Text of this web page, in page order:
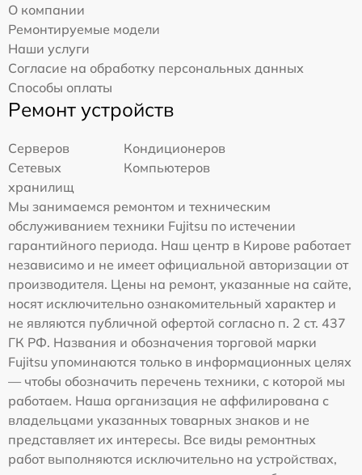
О компании
Ремонтируемые модели
Наши услуги
Согласие на обработку персональных данных
Способы оплаты
Ремонт устройств
Серверов
Кондиционеров
Сетевых
хранилищ
Компьютеров
Мы занимаемся ремонтом и техническим
обслуживанием техники Fujitsu по истечении
гарантийного периода. Наш центр в Кирове работает
независимо и не имеет официальной авторизации от
производителя. Цены на ремонт, указанные на сайте,
носят исключительно ознакомительный характер и
не являются публичной офертой согласно п. 2 ст. 437
ГК РФ. Названия и обозначения торговой марки
Fujitsu упоминаются только в информационных целях
— чтобы обозначить перечень техники, с которой мы
работаем. Наша организация не аффилирована с
владельцами указанных товарных знаков и не
представляет их интересы. Все виды ремонтных
работ выполняются исключительно на устройствах,